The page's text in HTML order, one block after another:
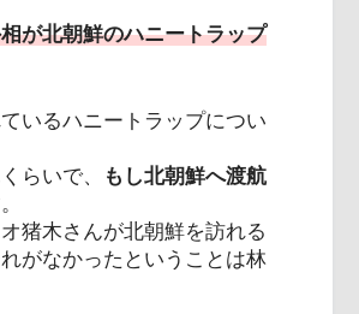
が北朝鮮のハニートラップ
いるハニートラップについ
らいで、
もし北朝鮮へ渡航
猪木さんが北朝鮮を訪れる
がなかったということは林